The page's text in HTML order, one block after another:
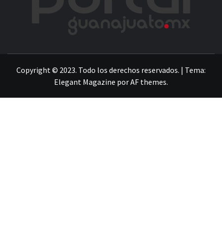
Copyright © 2023. Todo los derechos reservados. | Tema:
Elegant Magazine porAF themes.